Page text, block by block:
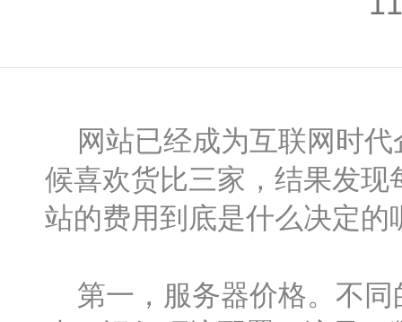
网站已经成为互联网时代
候喜欢货比三家，结果发
站的费用到底是什么决定的
第一，服务器价格。不同